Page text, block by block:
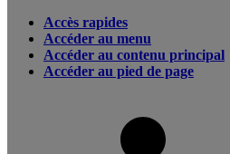
Accès rapides
Accéder au menu
Accéder au contenu principal
Accéder au pied de page